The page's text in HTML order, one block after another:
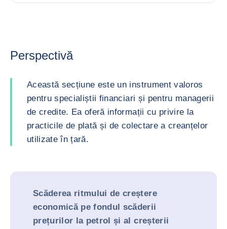
Perspectivă
Această secțiune este un instrument valoros
pentru specialiștii financiari și pentru managerii
de credite. Ea oferă informații cu privire la
practicile de plată și de colectare a creanțelor
utilizate în țară.
Scăderea ritmului de creștere
economică pe fondul scăderii
prețurilor la petrol și al creșterii